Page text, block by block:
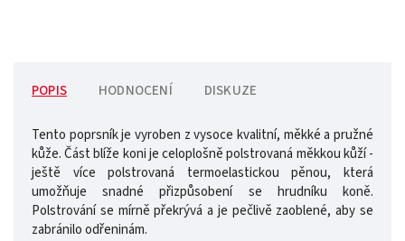
POPIS HODNOCENÍ DISKUZE
Tento poprsník je vyroben z vysoce kvalitní, měkké a pružné
kůže. Část blíže koni je celoplošně polstrovaná měkkou kůží -
ještě více polstrovaná termoelastickou pěnou, která
umožňuje snadné přizpůsobení se hrudníku koně.
Polstrování se mírně překrývá a je pečlivě zaoblené, aby se
zabránilo odřeninám.